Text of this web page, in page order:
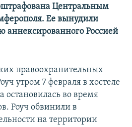
Центральным
Ее вынудили
аннексированного Россией
правоохранительных
утром 7 февраля в хостеле
остановилась во время
Роуч обвинили в
на территории